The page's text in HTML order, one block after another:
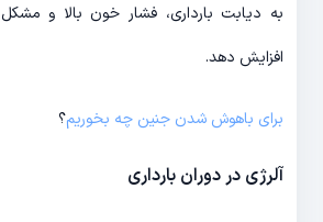
به دیابت بارداری، فشار خون بالا و
افزایش دهد.
برای باهوش شدن جنین چه بخوریم؟
آلرژی در دوران بارداری